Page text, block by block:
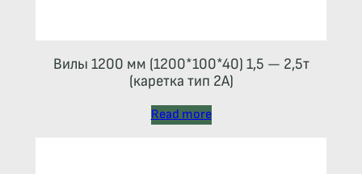
Вилы 1200 мм (1200*100*40) 1,5 — 2,5т
(каретка тип 2A)
Read more